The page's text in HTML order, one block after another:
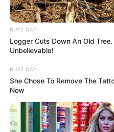
BUZZ DAY
Logger Cuts Down An Old
Unbelievable!
BUZZ DAY
She Chose To Remove The
Now